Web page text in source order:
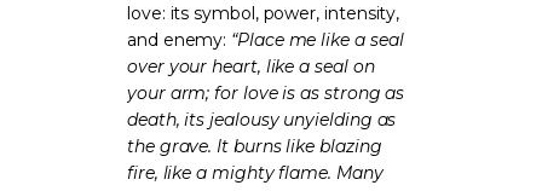
love: its symbol, power, intensity,
and enemy: “Place me like a seal
over your heart, like a seal on
your arm; for love is as strong as
death, its jealousy unyielding as
the grave. It burns like blazing
fire, like a mighty flame. Many